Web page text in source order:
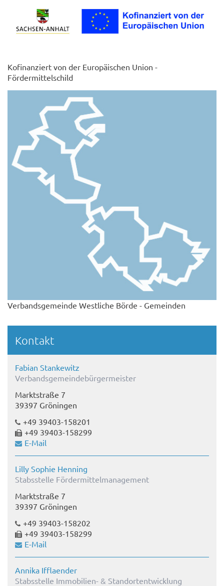
Kofinanziert von der Europäischen Union -
Fördermittelschild
Verbandsgemeinde Westliche Börde - Gemeinden
Kontakt
Fabian Stankewitz
Verbandsgemeindebürgermeister
Marktstraße 7
39397 Gröningen
+49 39403-158201
+49 39403-158299
E-Mail
Lilly Sophie Henning
Stabsstelle Fördermittelmanagement
Marktstraße 7
39397 Gröningen
+49 39403-158202
+49 39403-158299
E-Mail
Annika Ifflaender
Stabsstelle Immobilien- & Standortentwicklung